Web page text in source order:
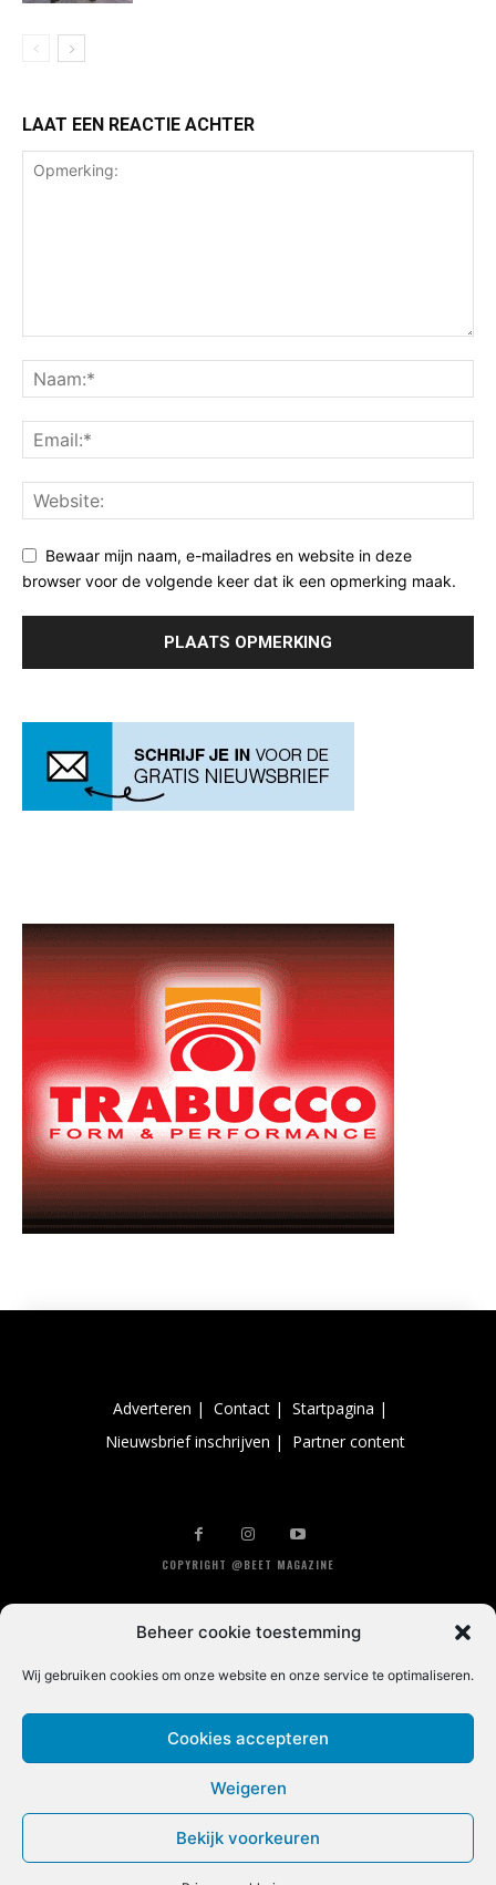
Beheer cookie toestemming
Wij gebruiken cookies om onze website en onze service te optimaliseren.
Cookies accepteren
Weigeren
Bekijk voorkeuren
LAAT EEN REACTIE ACHTER
Bewaar mijn naam, e-mailadres en website in deze
browser voor de volgende keer dat ik een opmerking maak.
Adverteren | Contact | Startpagina |
Nieuwsbrief inschrijven |
Partner content
COPYRIGHT @BEET MAGAZINE